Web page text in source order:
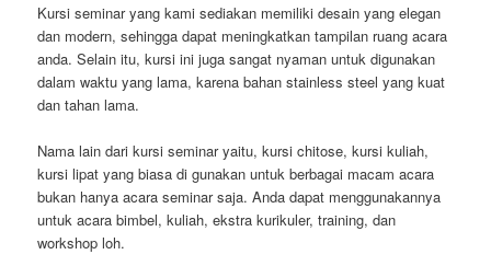
Kursi seminar yang kami sediakan memiliki desain yang elegan
dan modern, sehingga dapat meningkatkan tampilan ruang acara
anda. Selain itu, kursi ini juga sangat nyaman untuk digunakan
dalam waktu yang lama, karena bahan stainless steel yang kuat
dan tahan lama.
Nama lain dari kursi seminar yaitu, kursi chitose, kursi kuliah,
kursi lipat yang biasa di gunakan untuk berbagai macam acara
bukan hanya acara seminar saja. Anda dapat menggunakannya
untuk acara bimbel, kuliah, ekstra kurikuler, training, dan
workshop loh.